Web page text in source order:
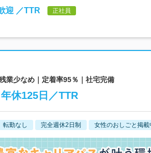
迎 ／TTR 正社員
業少なめ｜定着率95％｜社宅完備
休125日／TTR
転勤なし 完全週休2日制 女性のおしごと掲載